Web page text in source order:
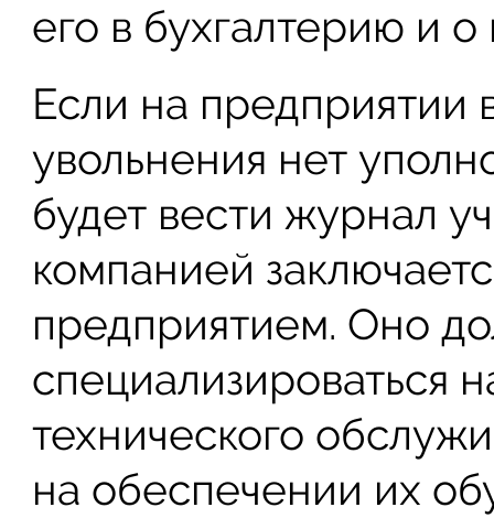
его в бухгалтерию и
Если на предприятии
увольнения нет
будет вести журнал
компанией
предприятием. Оно
специализироваться
технического
на обеспечении их